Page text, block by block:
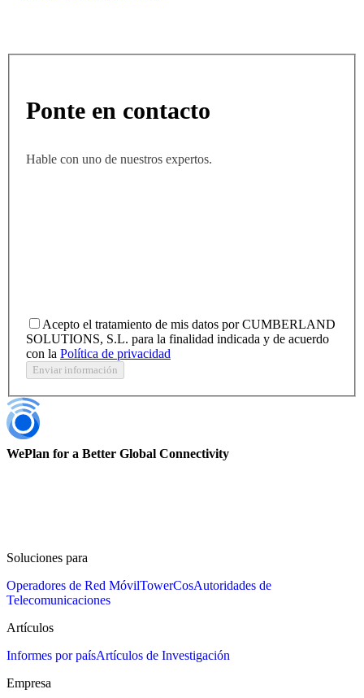
Ponte en contacto
Hable con uno de nuestros expertos.
Acepto el tratamiento de mis datos por CUMBERLAND
SOLUTIONS, S.L. para la finalidad indicada y de acuerdo
con la Política de privacidad
Enviar información
WePlan for a Better Global Connectivity
Soluciones para
Operadores de Red MóvilTowerCosAutoridades de
Telecomunicaciones
Artículos
Informes por paísArtículos de Investigación
Empresa